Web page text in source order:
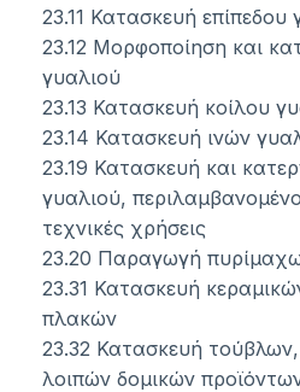
23.11 Κατασκευή επίπεδου
23.12 Μορφοποίηση και
γυαλιού
23.13 Κατασκευή κοίλου
23.14 Κατασκευή ινών
23.19 Κατασκευή και
γυαλιού,
τεχνικές χρήσεις
23.20 Παραγωγή
23.31 Κατασκευή
πλακών
23.32 Κατασκευή τούβλων,
λοιπών δομικών